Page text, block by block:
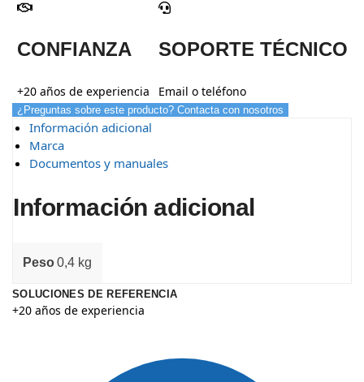
CONFIANZA
+20 años de experiencia
SOPORTE TÉCNICO
Email o teléfono
¿Preguntas sobre este producto? Contacta con nosotros
Información adicional
Marca
Documentos y manuales
Información adicional
Peso0,4 kg
SOLUCIONES DE REFERENCIA
+20 años de experiencia